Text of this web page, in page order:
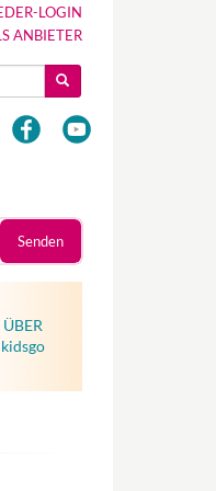
LOGIN
ANBIETER
Senden
ÜBER
kidsgo